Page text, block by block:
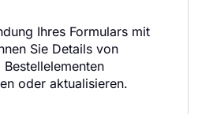
Ihres Formulars mit
Sie Details von
oder aktualisieren.